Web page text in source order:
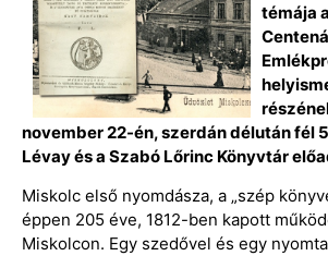
témája
november 22-én, szerdán délután fél
Lévay és a Szabó Lőrinc Könyvtár
Miskolc első nyomdásza, a „szép
éppen 205 éve, 1812-ben kapott
Miskolcon. Egy szedővel és egy